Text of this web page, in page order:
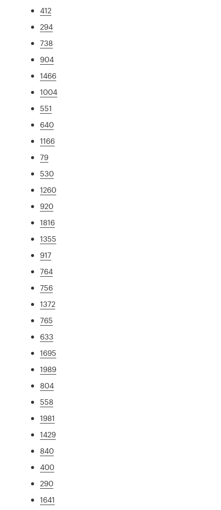
412
294
738
904
1466
1004
551
640
1166
79
530
1260
920
1816
1355
917
764
756
1372
765
633
1695
1989
804
558
1981
1429
840
400
290
1641